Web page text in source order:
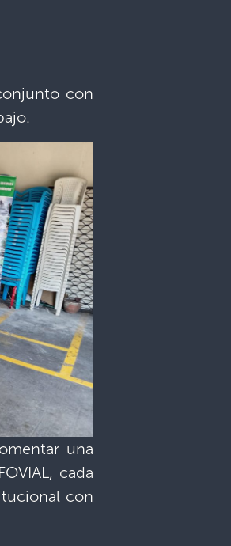
con
una
cada
con